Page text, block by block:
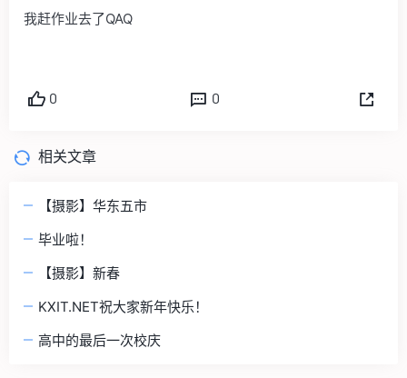
我赶作业去了QAQ
0 0
相关文章
【摄影】华东五市
毕业啦！
【摄影】新春
KXIT.NET祝大家新年快乐！
高中的最后一次校庆